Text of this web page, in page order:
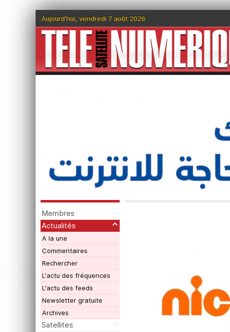
Aujourd'hui, vendredi 7 août 2026
Membres
Actualités
A la une
Commentaires
Rechercher
L'actu des fréquences
L'actu des feeds
Newsletter gratuite
Archives
Satellites